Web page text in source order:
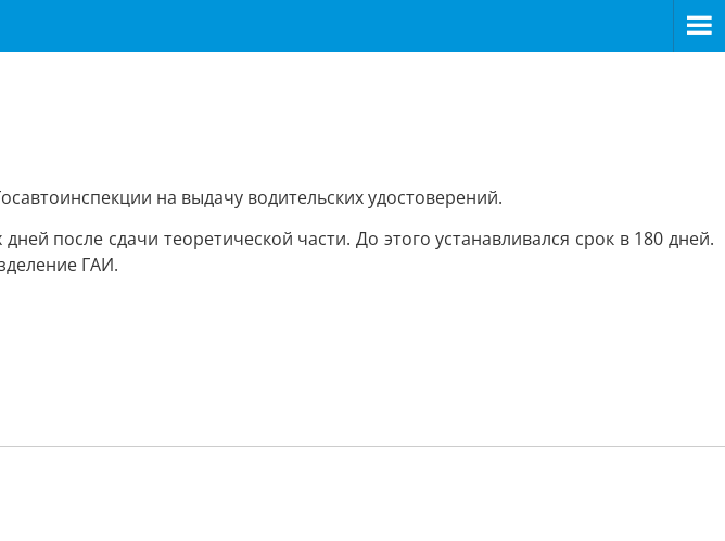
на выдачу водительских удостоверений.
после сдачи теоретической части. До этого устанавливался срок в 180 дней.
ГАИ.